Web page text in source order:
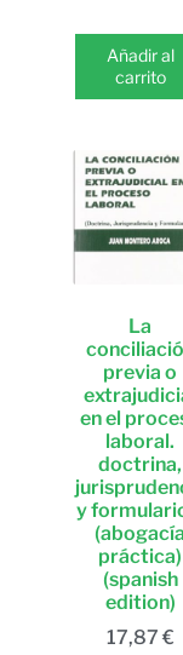
Añadir al
carrito
La
previa o
en el
laboral.
doctrina,
y
(abogacía
práctica)
(spanish
edition)
17,87 €